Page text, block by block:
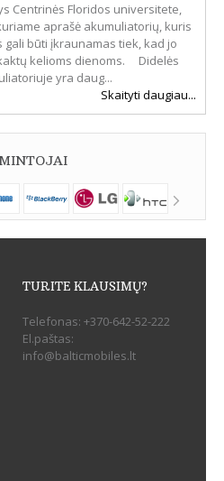
Centrinės Floridos universitete,
aprašė akumuliatorių, kuris
būti įkraunamas tiek, kad jo
kelioms dienoms. Didelės
yra daug...
Skaityti daugiau...
TURITE KLAUSIMŲ?
Telefonas: +370-642-52-222
El.paštas:
info@balticmobiles.lt